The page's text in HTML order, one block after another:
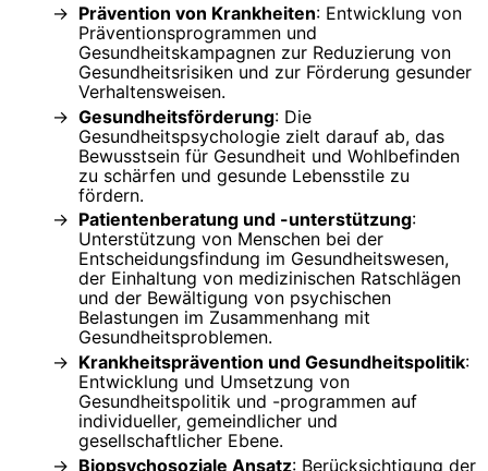
Prävention von Krankheiten: Entwicklung von
Präventionsprogrammen und
Gesundheitskampagnen zur Reduzierung von
Gesundheitsrisiken und zur Förderung gesunder
Verhaltensweisen.
Gesundheitsförderung: Die
Gesundheitspsychologie zielt darauf ab, das
Bewusstsein für Gesundheit und Wohlbefinden
zu schärfen und gesunde Lebensstile zu
fördern.
Patientenberatung und -unterstützung:
Unterstützung von Menschen bei der
Entscheidungsfindung im Gesundheitswesen,
der Einhaltung von medizinischen Ratschlägen
und der Bewältigung von psychischen
Belastungen im Zusammenhang mit
Gesundheitsproblemen.
Krankheitsprävention und Gesundheitspolitik:
Entwicklung und Umsetzung von
Gesundheitspolitik und -programmen auf
individueller, gemeindlicher und
gesellschaftlicher Ebene.
Biopsychosoziale Ansatz: Berücksichtigung der